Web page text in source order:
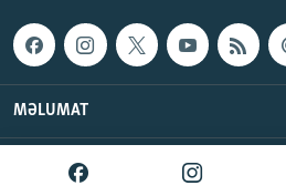
MƏLUMAT
AzadlıqRadiosu © 2026